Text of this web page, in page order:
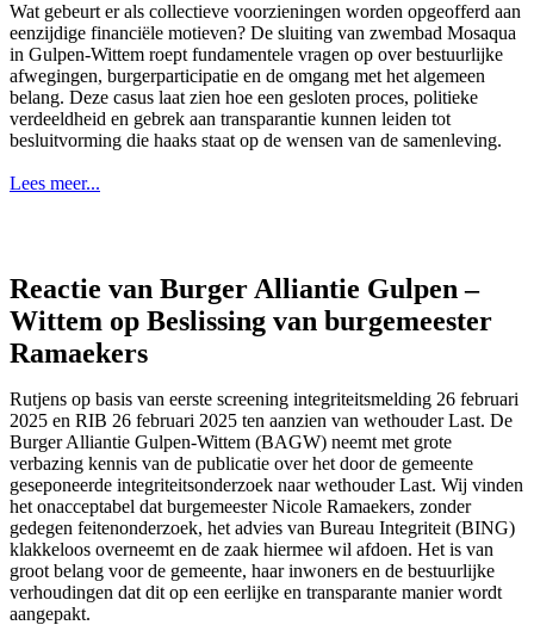
Wat gebeurt er als collectieve voorzieningen worden opgeofferd aan
eenzijdige financiële motieven? De sluiting van zwembad Mosaqua
in Gulpen-Wittem roept fundamentele vragen op over bestuurlijke
afwegingen, burgerparticipatie en de omgang met het algemeen
belang. Deze casus laat zien hoe een gesloten proces, politieke
verdeeldheid en gebrek aan transparantie kunnen leiden tot
besluitvorming die haaks staat op de wensen van de samenleving.
Lees meer...
Reactie van Burger Alliantie Gulpen –
Wittem op Beslissing van burgemeester
Ramaekers
Rutjens op basis van eerste screening integriteitsmelding 26 februari
2025 en RIB 26 februari 2025 ten aanzien van wethouder Last. De
Burger Alliantie Gulpen-Wittem (BAGW) neemt met grote
verbazing kennis van de publicatie over het door de gemeente
geseponeerde integriteitsonderzoek naar wethouder Last. Wij vinden
het onacceptabel dat burgemeester Nicole Ramaekers, zonder
gedegen feitenonderzoek, het advies van Bureau Integriteit (BING)
klakkeloos overneemt en de zaak hiermee wil afdoen. Het is van
groot belang voor de gemeente, haar inwoners en de bestuurlijke
verhoudingen dat dit op een eerlijke en transparante manier wordt
aangepakt.